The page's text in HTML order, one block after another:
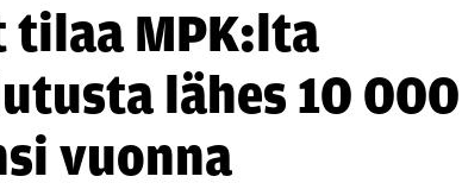
tilaa MPK:lta
lähes 10 000
vuonna